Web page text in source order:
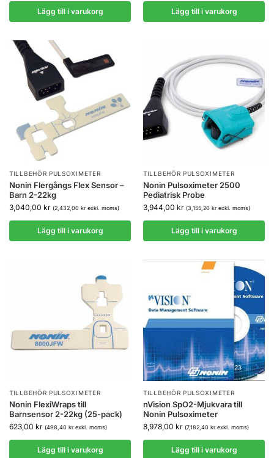
Lägg till i varukorg Lägg till i varukorg
TILLBEHÖR PULSOXIMETER
Nonin Flergångs Flex Sensor –
Barn 2-22kg
3,040,00 kr (2,432,00 krexkl. moms)
Lägg till i varukorg
TILLBEHÖR PULSOXIMETER
Nonin Pulsoximeter 2500
Pediatrisk Probe
3,944,00 kr (3,155,20 krexkl. moms)
Lägg till i varukorg
TILLBEHÖR PULSOXIMETER
Nonin FlexiWraps till
Barnsensor 2-22kg (25-pack)
623,00 kr (498,40 krexkl. moms)
Lägg till i varukorg
TILLBEHÖR PULSOXIMETER
nVision SpO2-Mjukvara till
Nonin Pulsoximeter
8,978,00 kr (7,182,40 krexkl. moms)
Lägg till i varukorg